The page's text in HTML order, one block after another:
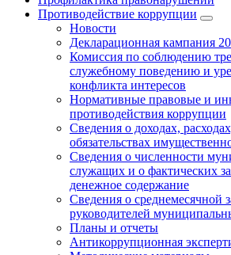
Противодействие коррупции
Новости
Декларационная кампания
Комиссия по соблюдению
служебному поведению и
конфликта интересов
Нормативные правовые и
противодействия коррупции
Сведения о доходах,
обязательствах
Сведения о численности
служащих и о фактических
денежное содержание
Сведения о среднемесячной
руководителей
Планы и отчеты
Антикоррупционная